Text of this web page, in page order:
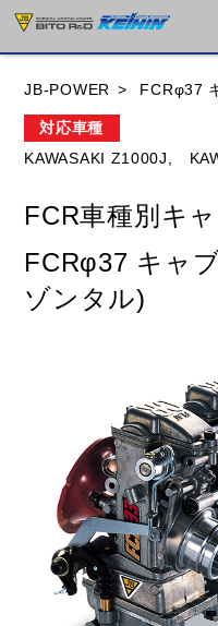
HUSQVANA
JB-POWER FCRφ37
対応車種
KAWASAKI Z1000J,
FCR車種別キ
FCRφ37 キャ
ゾンタル)